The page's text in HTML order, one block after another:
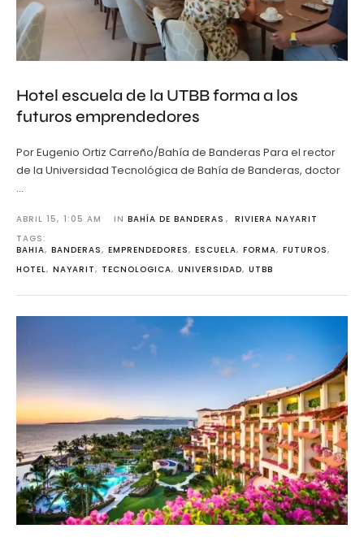
Hotel escuela de la UTBB forma a los
futuros emprendedores
Por Eugenio Ortiz Carreño/Bahía de Banderas Para el rector
de la Universidad Tecnológica de Bahía de Banderas, doctor
…
ABRIL 15, 1:05 AM IN BAHÍA DE BANDERAS , RIVIERA NAYARIT
TAGS:
BAHIA, BANDERAS, EMPRENDEDORES, ESCUELA, FORMA, FUTUROS,
HOTEL, NAYARIT, TECNOLOGICA, UNIVERSIDAD, UTBB